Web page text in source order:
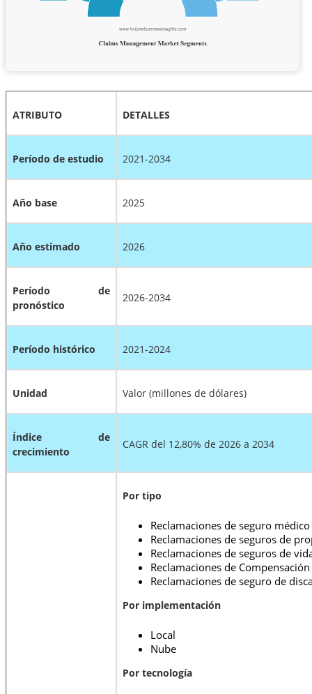
ATRIBUTO DETALLES
Período de estudio 2021-2034
Año base 2025
Año estimado 2026
Período de
pronóstico
2026-2034
Período histórico 2021-2024
Unidad Valor (millones de dólares)
Índice de
crecimiento
CAGR del 12,80% de 2026 a 2034
Por tipo
Reclamaciones de seguro médico
Reclamaciones de seguros de
Reclamaciones de seguros de
Reclamaciones de
Reclamaciones de seguro de
Por implementación
Local
Nube
Por tecnología